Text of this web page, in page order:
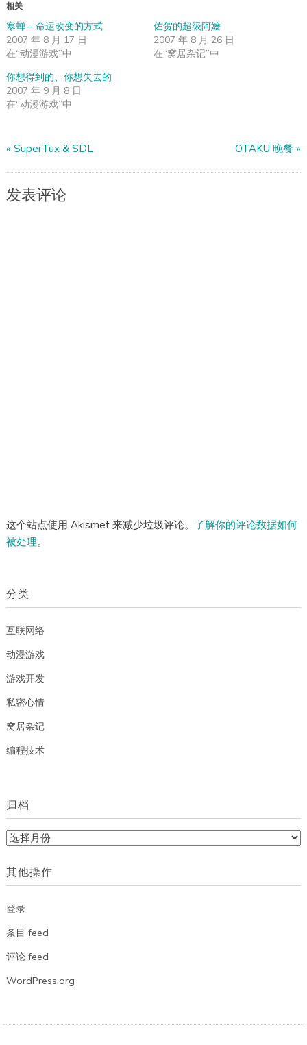
相关
寒蝉 – 命运改变的方式
2007 年 8 月 17 日
在“动漫游戏”中
佐贺的超级阿嬷
2007 年 8 月 26 日
在“窝居杂记”中
你想得到的、你想失去的
2007 年 9 月 8 日
在“动漫游戏”中
« SuperTux & SDL OTAKU 晚餐 »
发表评论
这个站点使用 Akismet 来减少垃圾评论。 了解你的评论数据如何
被处理。
分类
互联网络
动漫游戏
游戏开发
私密心情
窝居杂记
编程技术
归档
归
其他操作
登录
条目 feed
评论 feed
WordPress.org